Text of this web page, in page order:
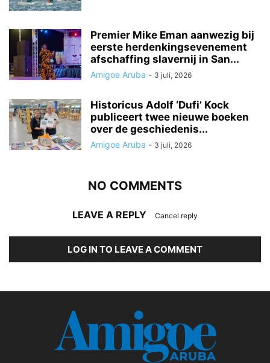
Premier Mike Eman aanwezig bij
eerste herdenkingsevenement
afschaffing slavernij in San...
Amigoe Aruba - 3 juli, 2026
Historicus Adolf ‘Dufi’ Kock
publiceert twee nieuwe boeken
over de geschiedenis...
Amigoe Aruba - 3 juli, 2026
NO COMMENTS
LEAVE A REPLY Cancel reply
LOG IN TO LEAVE A COMMENT